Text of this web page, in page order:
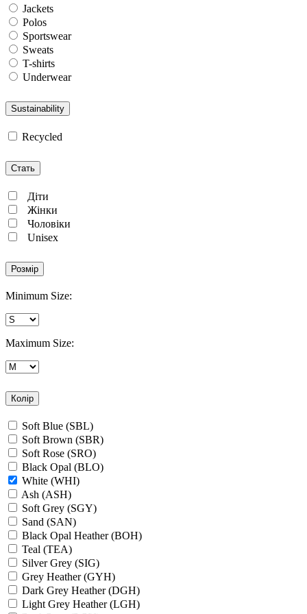
Jackets
Polos
Sportswear
Sweats
T-shirts
Underwear
Sustainability
Recycled
Стать
Діти
Жінки
Чоловіки
Unisex
Розмір
Minimum Size:
Maximum Size:
Колір
Soft Blue (SBL)
Soft Brown (SBR)
Soft Rose (SRO)
Black Opal (BLO)
White (WHI)
Ash (ASH)
Soft Grey (SGY)
Sand (SAN)
Black Opal Heather (BOH)
Teal (TEA)
Silver Grey (SIG)
Grey Heather (GYH)
Dark Grey Heather (DGH)
Light Grey Heather (LGH)